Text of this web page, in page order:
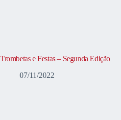
Trombetas e Festas – Segunda Edição
07/11/2022